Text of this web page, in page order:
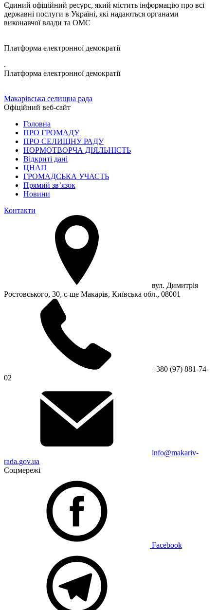
Єдиний офіційний ресурс, який містить інформацію про всі
державні послуги в Україні, які надаються органами
виконавчої влади та ОМС
Платформа електронної демократії
.
Платформа електронної демократії
Макарівська селищна рада
Офіційний веб-сайт
Головна
ПРО ГРОМАДУ
ПРО СЕЛИЩНУ РАДУ
НОРМОТВОРЧА ДІЯЛЬНІСТЬ
Відкриті дані
ЦНАП
ГРОМАДСЬКА УЧАСТЬ
Прямий зв’язок
Новини
Контакти
вул. Димитрія
Ростовського, 30, с-ще Макарів, Київська обл., 08001
+380 (97) 881-74-
02
info@makariv-
rada.gov.ua
Соцмережі
Facebook